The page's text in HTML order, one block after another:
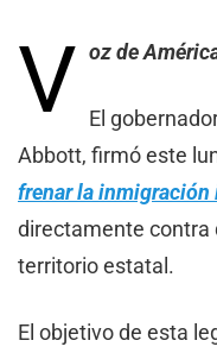
V oz de
El
Abbott, firmó este
frenar la inmigración
directamente contra
territorio estatal.
El objetivo de esta